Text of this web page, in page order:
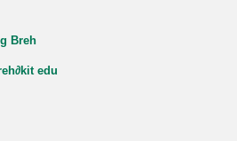
Breh
edu